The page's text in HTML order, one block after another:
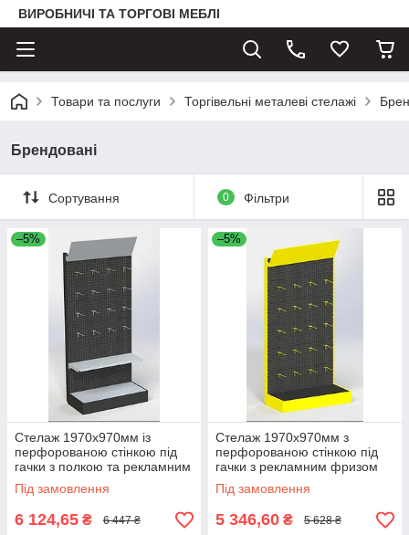
ВИРОБНИЧІ ТА ТОРГОВІ МЕБЛІ
Товари та послуги Торгівельні металеві стелажі
Брендовані
Сортування 0 Фільтри
–5%
Стелаж 1970х970мм із
перфорованою стінкою під
гачки з полкою та рекламним
фризом торговий пристінний
для магазину
Під замовлення
6 124,65 ₴ 6 447 ₴
–5%
Стелаж 1970х970мм з
перфорованою стінкою під
гачки з рекламним фризом
торговий пристінний для
магазину
Під замовлення
5 346,60 ₴ 5 628 ₴